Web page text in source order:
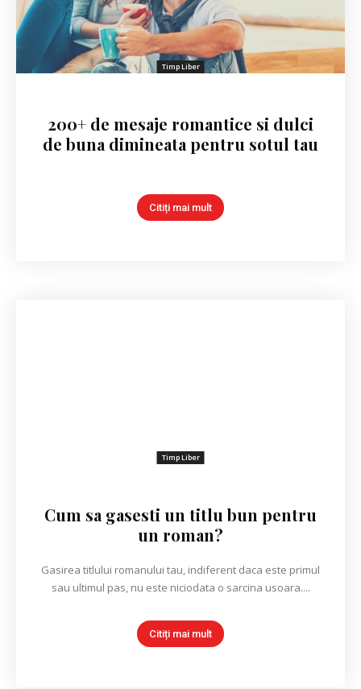
Timp Liber
200+ de mesaje romantice si dulci
de buna dimineata pentru sotul tau
Citiți mai mult
Timp Liber
Cum sa gasesti un titlu bun pentru
un roman?
Gasirea titlului romanului tau, indiferent daca este primul
sau ultimul pas, nu este niciodata o sarcina usoara....
Citiți mai mult